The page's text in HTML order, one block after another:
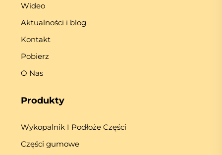
Wideo
Aktualności i blog
Kontakt
Pobierz
O Nas
Produkty
Wykopalnik I Podłoże Części
Części gumowe